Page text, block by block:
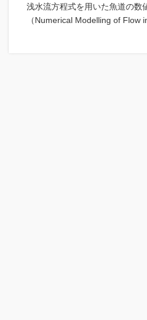
浅水流方程式を用いた魚道の数
（Numerical Modelling of Flow